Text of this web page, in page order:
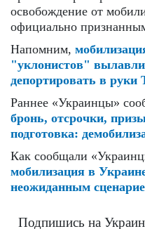
освобождение от
официально
Напомним,
"уклонистов"
депортировать в
Раннее «Украинцы»
бронь, отсрочки,
подготовка:
Как сообщали
мобилизация в
неожиданным
Подпишись на